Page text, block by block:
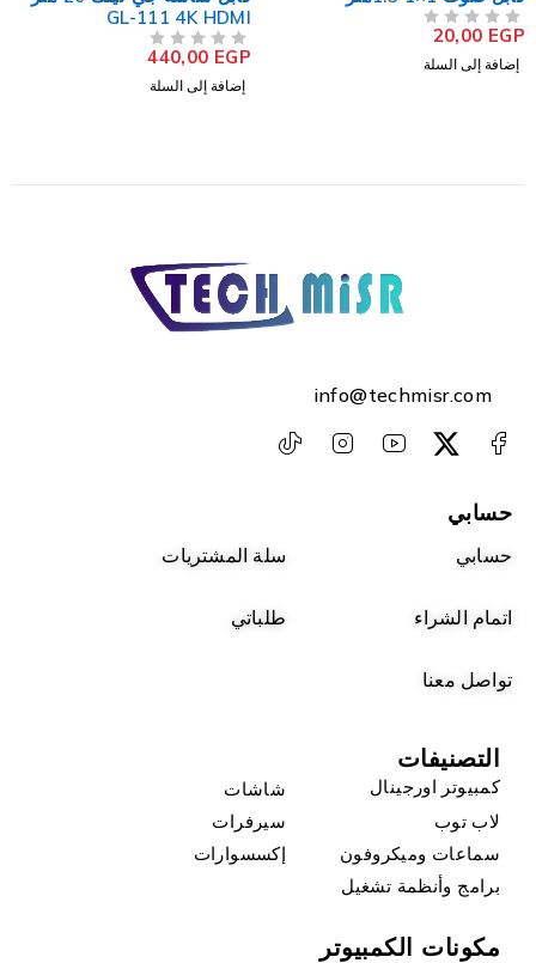
20,00EGP
إضافة إلى السلة
GL-111 4K HDMI
440,00EGP
إضافة إلى السلة
info@techmisr.com
حسابي
حسابي سلة المشتريات
اتمام الشراء طلباتي
تواصل معنا
التصنيفات
كمبيوتر اورجينال
شاشات
لاب توب
سيرفرات
سماعات وميكروفون
إكسسوارات
برامج وأنظمة تشغيل
مكونات الكمبيوتر